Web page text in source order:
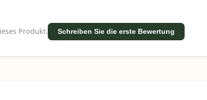
Produkt. Schreiben Sie die erste Bewertung